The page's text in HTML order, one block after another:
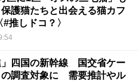
護猫たちと出会える猫カフ
推しドコ？〉
」四国の新幹線 国交省ケー
の調査対象に 需要推計やル